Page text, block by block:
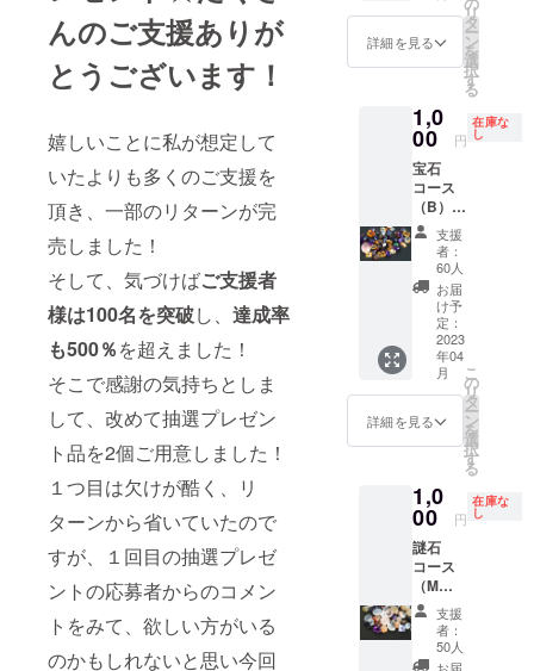
んのご支援ありが
とうございます！
嬉しいことに私が想定して
いたよりも多くのご支援を
頂き、一部のリターンが完
売しました！
そして、気づけばご支援者
様は100名を突破し、 達成率
も500％を超えました！
そこで感謝の気持ちとしま
して、改めて抽選プレゼン
ト品を2個ご用意しました！
１つ目は欠けが酷く、リ
ターンから省いていたので
すが、１回目の抽選プレゼ
ントの応募者からのコメン
トをみて、欲しい方がいる
のかもしれないと思い今回
石で
す。 ※
石のサ
イズや
ランス
を考え
てお入
れして
おりま
す。
小さい
ものは
複数個
す） 宝
石の種
類 ブ
ルート
パー
ズ・タ
ンザナ
イト・
トルマ
リン・
アメシ
スト・
ガー
ネッ
ト・シ
トリ
ン・ペ
イト ※
欠け、
れ、色
が薄
い、内
包物有
りなど
の宝石
になり
詳細を見る
リ
タ
ー
ン
を
選
択
す
る
1,0
00 円
在庫な
し
宝石
コース
（B）
天然石
が2石〜
3石入っ
ていま
す。
ビッグ
ストー
ンが1石
入って
いま
す。 宝
石の一
ト・
ガー
ネッ
ト・ア
イオラ
イト・
シトリ
ン・
ローズ
クォー
支援
者：
60人
お届
け予
定：
2023
年04
月
詳細を見る
こ
の
リ
タ
ー
ン
を
選
択
す
る
1,0
00 円
在庫な
し
謎石
コース
（M）
約10㎜
の石が3
石〜5石
入りま
支援
者：
50人